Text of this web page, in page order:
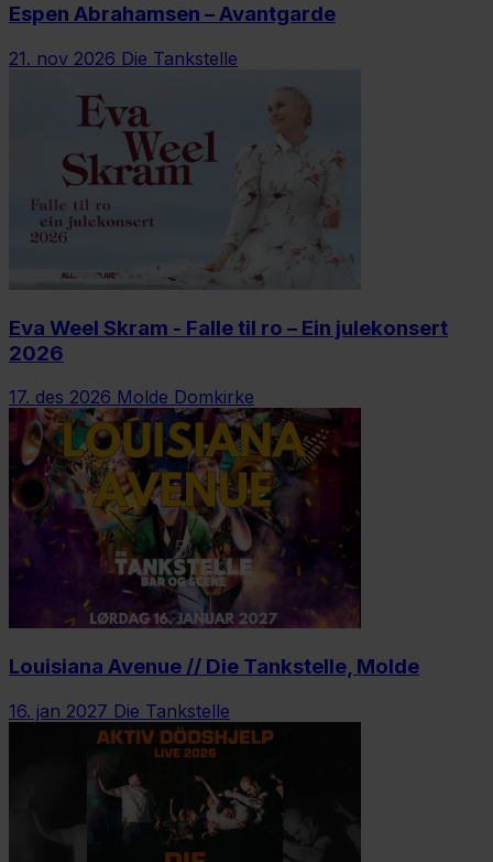
Espen Abrahamsen – Avantgarde
21. nov 2026 Die Tankstelle
Eva Weel Skram - Falle til ro – Ein julekonsert
2026
17. des 2026 Molde Domkirke
Louisiana Avenue // Die Tankstelle, Molde
16. jan 2027 Die Tankstelle